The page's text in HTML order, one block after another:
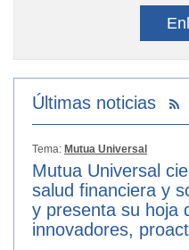
Últimas noticias
Tema: Mutua Universal
Mutua Universal
salud financiera y
y presenta su hoja
innovadores,